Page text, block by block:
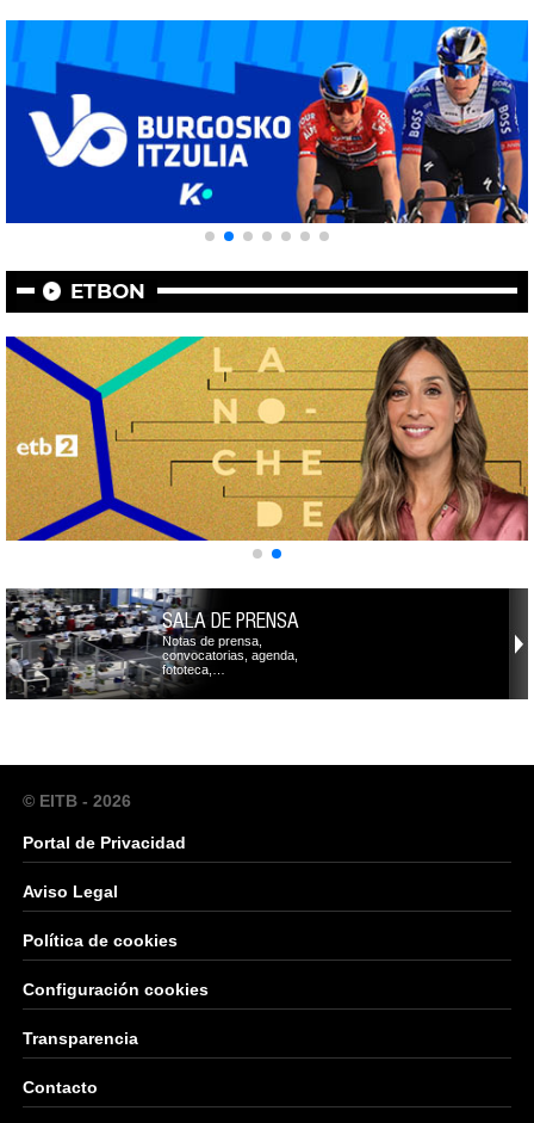
ETBON
SALA DE PRENSA
Notas de prensa,
convocatorias, agenda,
fototeca,…
© EITB - 2026
Portal de Privacidad
Aviso Legal
Política de cookies
Configuración cookies
Transparencia
Contacto